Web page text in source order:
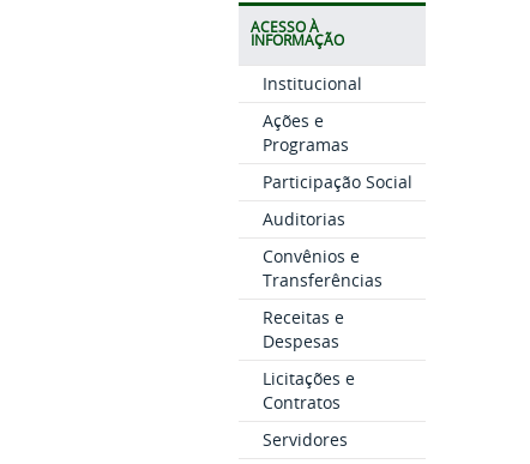
ACESSO À
INFORMAÇÃO
Institucional
Ações e
Programas
Participação Social
Auditorias
Convênios e
Transferências
Receitas e
Despesas
Licitações e
Contratos
Servidores